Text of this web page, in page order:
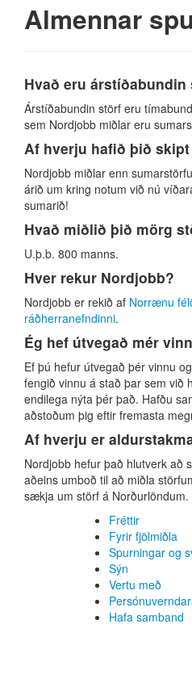
Almennar
Hvað eru
Árstíðabundin störf eru
sem Nordjobb miðlar eru
Af hverju hafið þið
Nordjobb miðlar enn
árið um kring notum við nú
sumarið!
Hvað miðlið þið mörg
U.þ.b. 800 manns.
Hver rekur Nordjobb?
Nordjobb er rekið af Norrænu
ráðherranefndinni.
Ég hef útvegað mér
Ef þú hefur útvegað þér vinnu
fengið vinnu á stað þar sem við
endilega nýta þér það. Hafðu
aðstoðum þig eftir fremasta
Af hverju er
Nordjobb hefur það hlutverk að
aðeins umboð til að miðla
sækja um störf á
Fréttir
Fyrir fjölmiðla
Spurningar og
Sýn
Vertu með
Hafa samband